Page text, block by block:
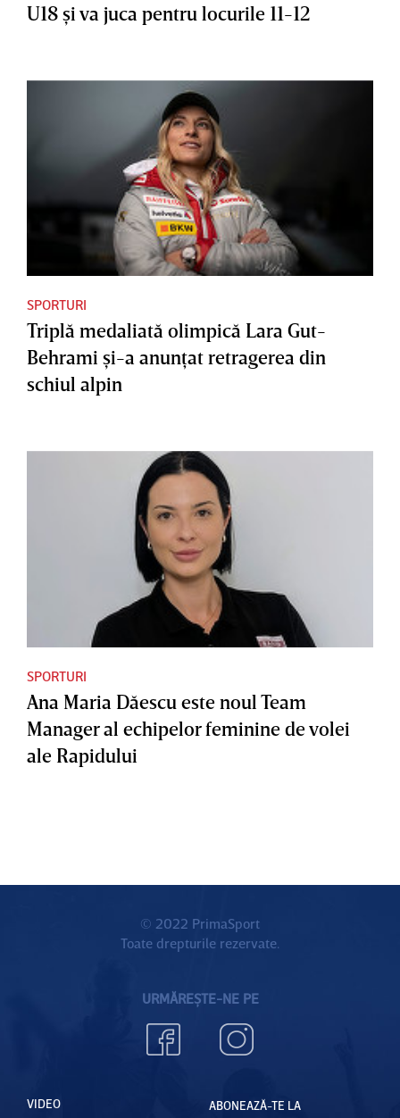
U18 şi va juca pentru locurile 11-12
SPORTURI
Triplă medaliată olimpică Lara Gut-
Behrami şi-a anunţat retragerea din
schiul alpin
SPORTURI
Ana Maria Dăescu este noul Team
Manager al echipelor feminine de volei
ale Rapidului
© 2022 PrimaSport
Toate drepturile rezervate.
URMĂREȘTE-NE PE
VIDEO
ABONEAZĂ-TE LA